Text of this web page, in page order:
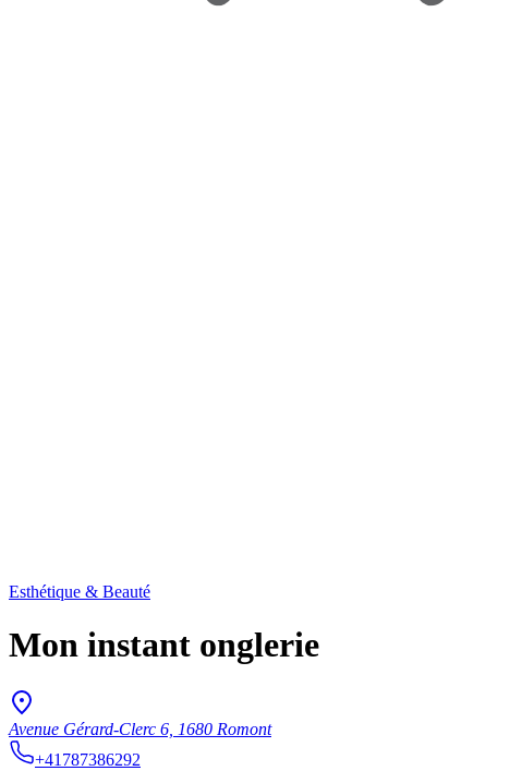
Esthétique & Beauté
Mon instant onglerie
Avenue Gérard-Clerc 6, 1680 Romont
+41787386292